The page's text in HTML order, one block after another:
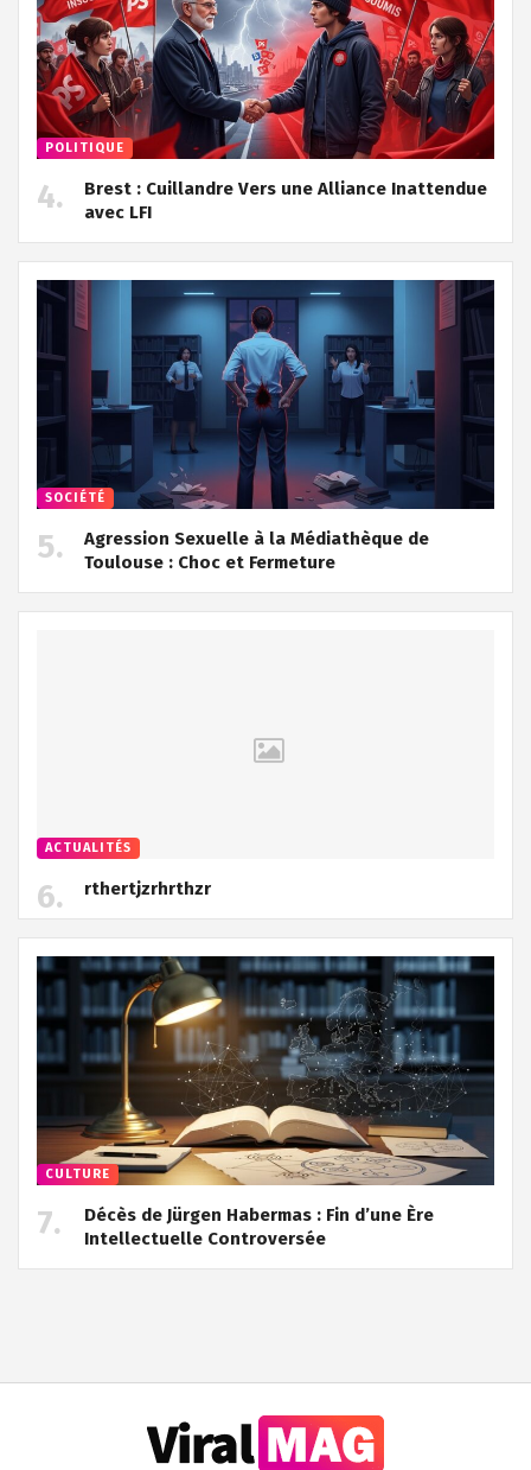
POLITIQUE
Brest : Cuillandre Vers une Alliance Inattendue
avec LFI
SOCIÉTÉ
Agression Sexuelle à la Médiathèque de
Toulouse : Choc et Fermeture
ACTUALITÉS
rthertjzrhrthzr
CULTURE
Décès de Jürgen Habermas : Fin d’une Ère
Intellectuelle Controversée